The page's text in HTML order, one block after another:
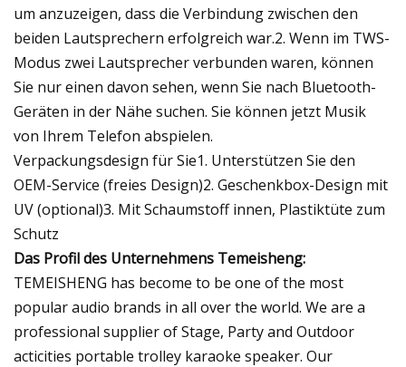
um anzuzeigen, dass die Verbindung zwischen den
beiden Lautsprechern erfolgreich war.2. Wenn im TWS-
Modus zwei Lautsprecher verbunden waren, können
Sie nur einen davon sehen, wenn Sie nach Bluetooth-
Geräten in der Nähe suchen. Sie können jetzt Musik
von Ihrem Telefon abspielen.
Verpackungsdesign für Sie1. Unterstützen Sie den
OEM-Service (freies Design)2. Geschenkbox-Design mit
UV (optional)3. Mit Schaumstoff innen, Plastiktüte zum
Schutz
Das Profil des Unternehmens Temeisheng:
TEMEISHENG has become to be one of the most
popular audio brands in all over the world. We are a
professional supplier of Stage, Party and Outdoor
acticities portable trolley karaoke speaker. Our